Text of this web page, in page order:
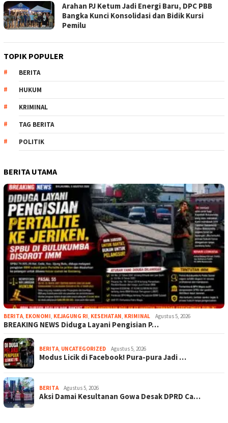
Arahan PJ Ketum Jadi Energi Baru, DPC PBB
Bangka Kunci Konsolidasi dan Bidik Kursi
Pemilu
TOPIK POPULER
BERITA
HUKUM
KRIMINAL
TAG BERITA
POLITIK
BERITA UTAMA
BERITA, EKONOMI, KEJAGUNG RI, KESEHATAN, KRIMINAL Agustus 5, 2026
BREAKING NEWS Diduga Layani Pengisian P…
BERITA, UNCATEGORIZED Agustus 5, 2026
Modus Licik di Facebook! Pura-pura Jadi …
BERITA Agustus 5, 2026
Aksi Damai Kesultanan Gowa Desak DPRD Ca…